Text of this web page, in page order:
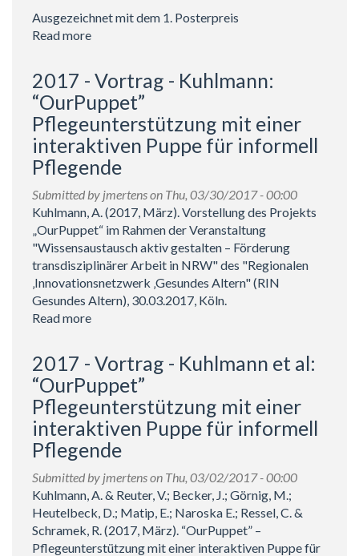
Ausgezeichnet mit dem 1. Posterpreis
Read more
-
Poster
-
Schramek
et
al:
„OurPuppet“
Pflegeunterstützung
mit
einer
interaktiven
Puppe
für
informell
2017 - Vortrag - Kuhlmann:
“OurPuppet”
Pflegeunterstützung mit einer
interaktiven Puppe für informell
Pflegende
Submitted by jmertenson Thu, 03/30/2017 - 00:00
Kuhlmann, A. (2017, März). Vorstellung des Projekts
„OurPuppet“ im Rahmen der Veranstaltung
"Wissensaustausch aktiv gestalten – Förderung
transdisziplinärer Arbeit in NRW" des "Regionalen
‚Innovationsnetzwerk ‚Gesundes Altern" (RIN
Gesundes Altern), 30.03.2017, Köln.
Read more
-
Vortrag
-
Kuhlmann:
“OurPuppet”
Pflegeunterstützung
mit
einer
interaktiven
Puppe
für
informell
2017 - Vortrag - Kuhlmann et al:
“OurPuppet”
Pflegeunterstützung mit einer
interaktiven Puppe für informell
Pflegende
Submitted by jmertenson Thu, 03/02/2017 - 00:00
Kuhlmann, A. & Reuter, V.; Becker, J.; Görnig, M.;
Heutelbeck, D.; Matip, E.; Naroska E.; Ressel, C. &
Schramek, R. (2017, März). “OurPuppet” –
Pflegeunterstützung mit einer interaktiven Puppe für